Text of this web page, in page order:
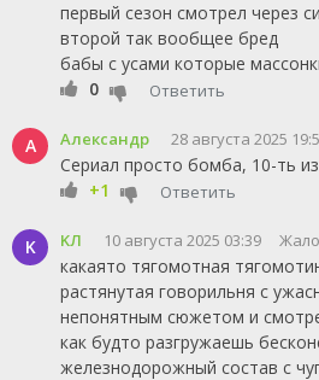
первый сезон смотрел через
второй так вообщее бред
бабы с усами которые
0
Ответить
А Александр 28 августа 2025
Сериал просто бомба, 10-ть
+1
Ответить
K KЛ 10 августа 2025 03:39
какаято тягомотная
растянутая говорильня с
непонятным сюжетом и
как будто разгружаешь
железнодорожный состав с